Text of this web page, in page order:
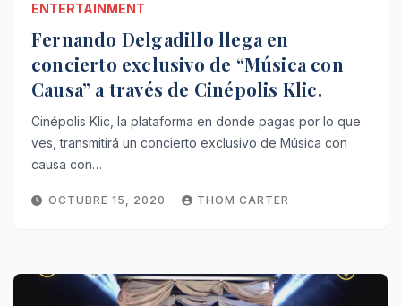
ENTERTAINMENT
Fernando Delgadillo llega en
concierto exclusivo de “Música con
Causa” a través de Cinépolis Klic.
Cinépolis Klic, la plataforma en donde pagas por lo que
ves, transmitirá un concierto exclusivo de Música con
causa con…
OCTUBRE 15, 2020 THOM CARTER